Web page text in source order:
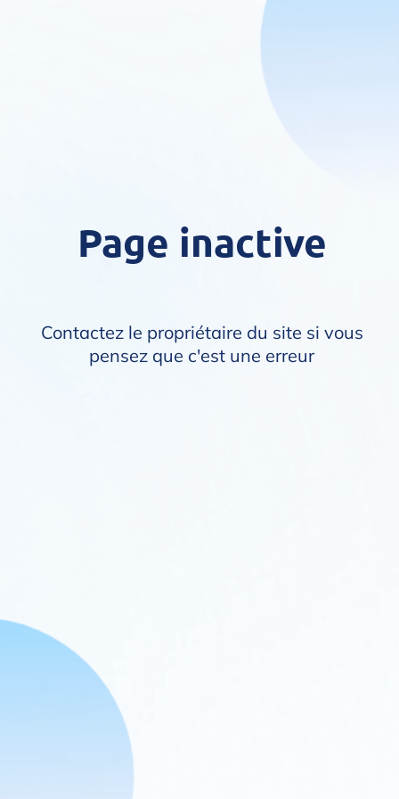
Page inactive
Contactez le propriétaire du site si vous
pensez que c'est une erreur